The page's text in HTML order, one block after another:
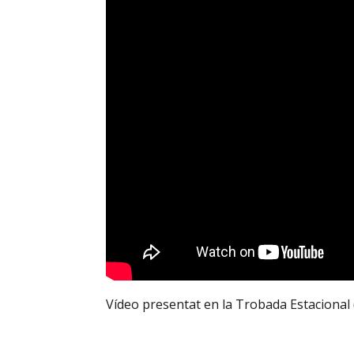
Vídeo presentat en la Trobada Estacional